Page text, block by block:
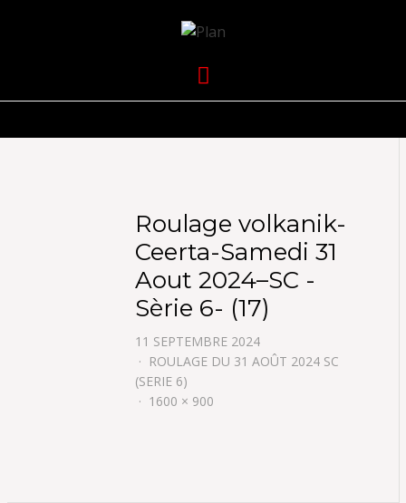
VOLKANIK-
ENDURANCE
Roulage volkanik-
Ceerta-Samedi 31
Aout 2024–SC -
Sèrie 6- (17)
11 SEPTEMBRE 2024
ROULAGE DU 31 AOÛT 2024 SC
(SERIE 6)
1600 × 900